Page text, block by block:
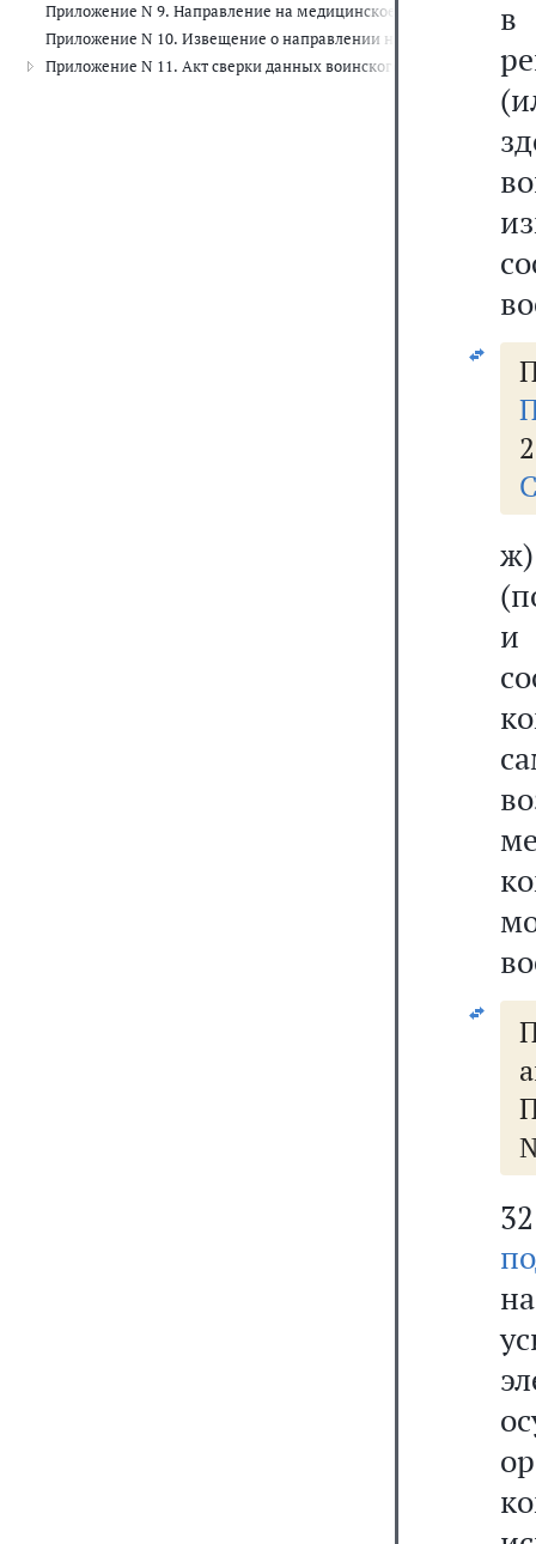
Приложение N 9. Направление на медицинское обследование
Приложение N 10. Извещение о направлении на медицинское
Приложение N 11. Акт сверки данных воинского учета
в
32